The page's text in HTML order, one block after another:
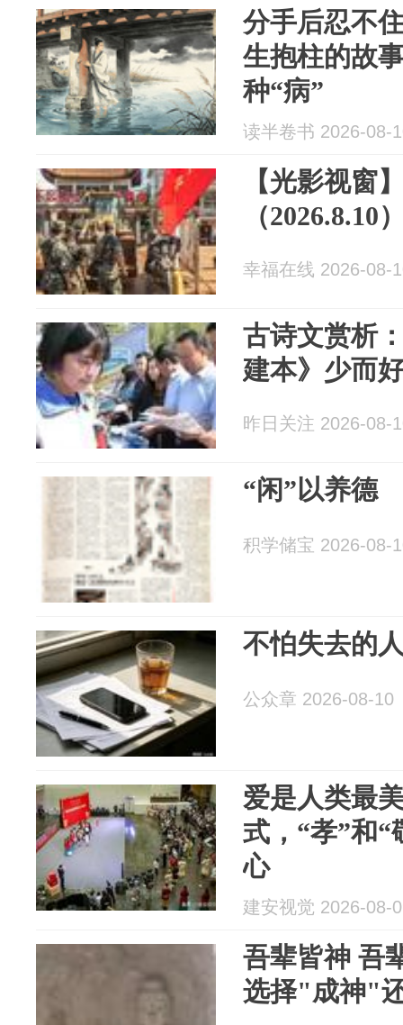
分手后忍不
生抱柱的故
种“病”
读半卷书 2026-08-
【光影视窗
（2026.8.10
幸福在线 2026-08-
古诗文赏析
建本》少而
昨日关注 2026-08-
“闲”以养德
积学储宝 2026-08-
不怕失去的
公众章 2026-08-10
爱是人类最
式，“孝”和“
心
建安视觉 2026-08-
吾辈皆神 吾
选择"成神"